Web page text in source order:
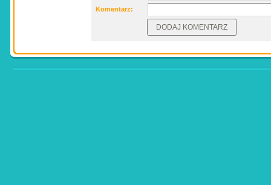
Komentarz: